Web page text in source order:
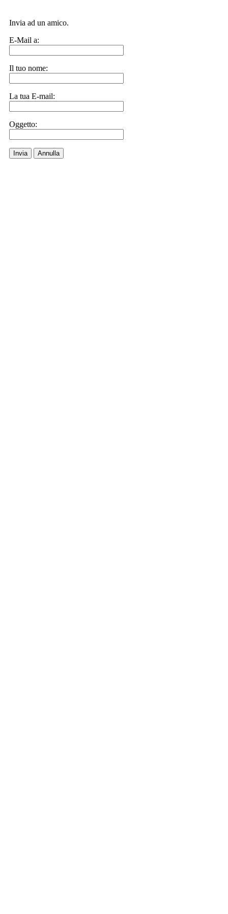
Invia ad un amico.
E-Mail a:
Il tuo nome:
La tua E-mail:
Oggetto:
Invia Annulla